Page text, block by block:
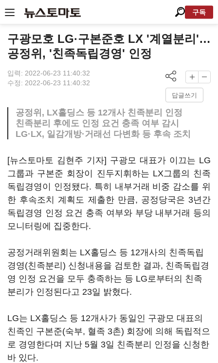
구독
구광모호 LG·구본준호 LX '계열분리'…
공정위, '친족독립경영' 인정
입력: 2022-06-23 11:40:32
수정: 2022-06-23 11:40:32
답글쓰기
공정위, LX홀딩스 등 12개사 친족분리 인정
친족분리 후에도 인정 요건 충족 여부 감시
LG·LX, 일감개방·거래선 다변화 등 후속 조치
[뉴스토마토 김현주 기자] 구광모 대표가 이끄는 LG
그룹과 구본준 회장이 진두지휘하는 LX그룹의 친족
독립경영이 인정됐다. 특히 내부거래 비중 감소를 위
한 후속조치 계획도 제출한 만큼, 공정당국은 3년간
독립경영 인정 요건 충족 여부와 부당 내부거래 등의
모니터링에 집중한다.
공정거래위원회는 LX홀딩스 등 12개사의 친족독립
경영(친족분리) 신청내용을 검토한 결과, 친족독립경
영 인정 요건을 모두 충족하는 등 LG로부터의 친족
분리가 인정된다고 23일 밝혔다.
LG는 LX홀딩스 등 12개사가 동일인 구광모 대표의
친족인 구본준(숙부, 혈족 3촌) 회장에 의해 독립적으
로 경영한다며 지난 5월 3일 친족분리 인정을 신청한
바 있다.